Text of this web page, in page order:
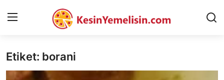
AnaSayfa
Etiket: borani